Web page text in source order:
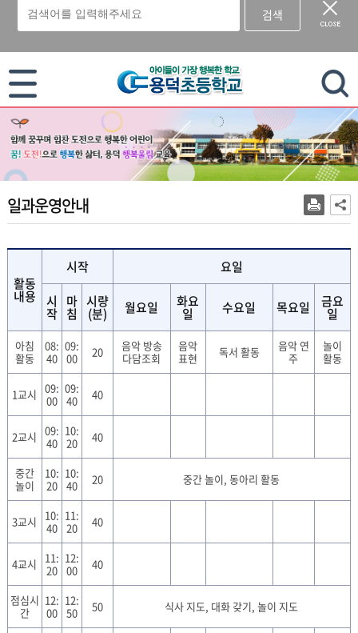
이 누리집은 대한민국 공식 전자정부 누리집입니다.
검색
일과운영안내
활동
내용
시작
요일
시
작
마
침
시량
(분) 월요일 화요
일 수요일 목요일 금요
일
아침
활동
08:
40
09:
00
20
음악 방송
다담조회
음악
표현
독서 활동
음악 연
주
놀이
활동
1교시 09:
00
09:
40
40
2교시 09:
40
10:
20
40
중간
놀이
10:
20
10:
40
20 중간 놀이, 동아리 활동
3교시
10:
40
11:
20
40
4교시
11:
20
12:
00
40
점심시
간
12:
00
12:
50
50 식사 지도, 대화 갖기, 놀이 지도